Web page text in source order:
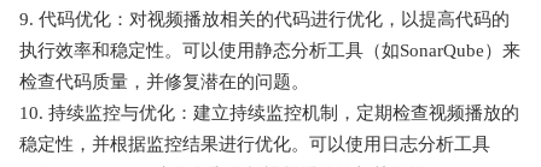
9. 代码优化：对视频播放相关的代码进行优化，以提高代码的
执行效率和稳定性。可以使用静态分析工具（如SonarQube）来
检查代码质量，并修复潜在的问题。
10. 持续监控与优化：建立持续监控机制，定期检查视频播放的
稳定性，并根据监控结果进行优化。可以使用日志分析工具